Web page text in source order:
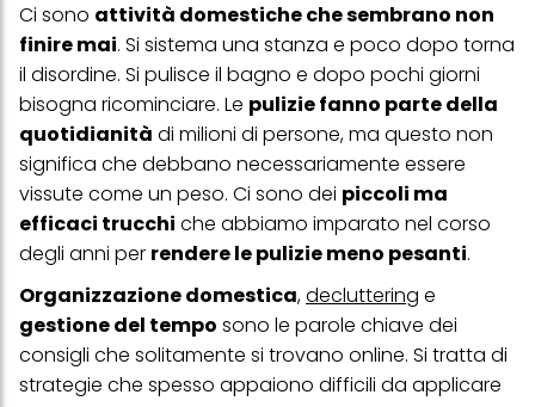
Ci sono attività domestiche che sembrano non
finire mai. Si sistema una stanza e poco dopo torna
il disordine. Si pulisce il bagno e dopo pochi giorni
bisogna ricominciare. Le pulizie fanno parte della
quotidianità di milioni di persone, ma questo non
significa che debbano necessariamente essere
vissute come un peso. Ci sono dei piccoli ma
efficaci trucchi che abbiamo imparato nel corso
degli anni per rendere le pulizie meno pesanti.
Organizzazione domestica,decluttering e
gestione del tempo sono le parole chiave dei
consigli che solitamente si trovano online. Si tratta di
strategie che spesso appaiono difficili da applicare